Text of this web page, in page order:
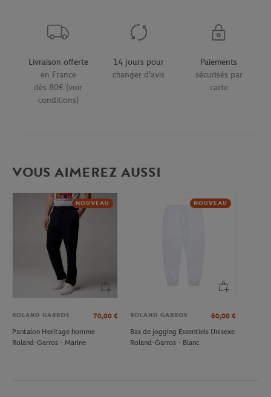
Livraison offerte
en France
dès 80€ (voir
conditions)
14 jours pour
changer d'avis
Paiements
sécurisés par
carte
VOUS AIMEREZ AUSSI
NOUVEAU
ROLAND GARROS 70,00 €
Pantalon Heritage homme
Roland-Garros - Marine
NOUVEAU
ROLAND GARROS 60,00 €
Bas de jogging Essentiels Unisexe
Roland-Garros - Blanc